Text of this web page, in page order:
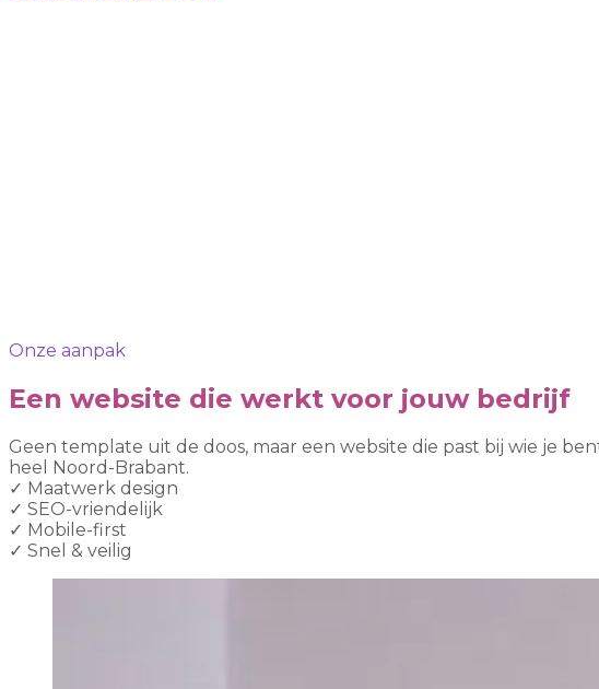
Onze aanpak
Een website die werkt voor jouw bedrijf
Geen template uit de doos, maar een website die past bij wie je
heel Noord-Brabant.
✓ Maatwerk design
✓ SEO-vriendelijk
✓ Mobile-first
✓ Snel & veilig